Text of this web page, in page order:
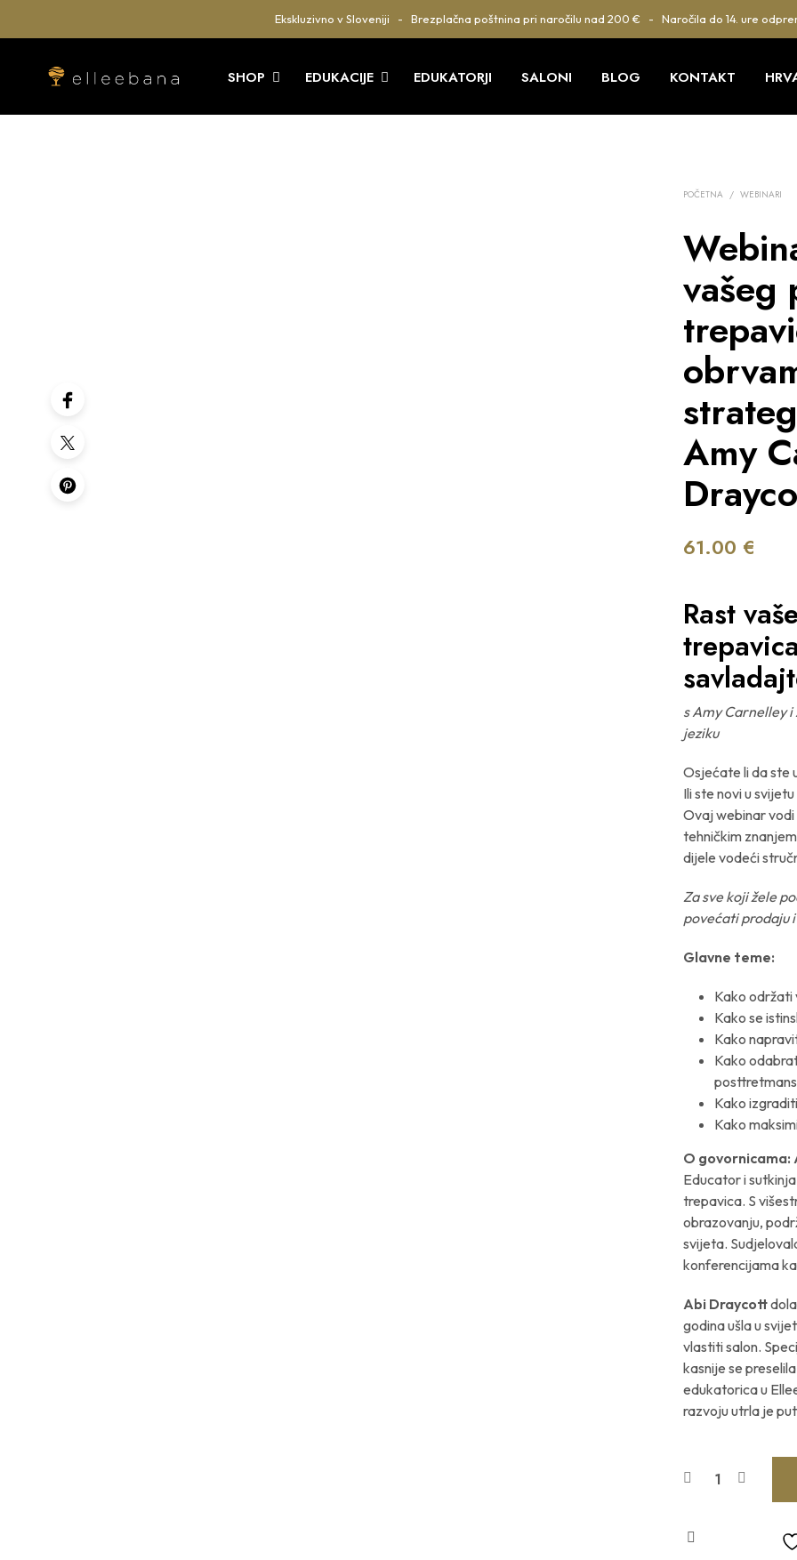
Ekskluzivno v Sloveniji - Brezplačna poštnina pri naročilu nad 200 € - Naročila do 14. ure
SHOP EDUKACIJE EDUKATORJI SALONI BLOG KONTAKT
POČETNA / WEBINARI
vašeg
Amy
61.00 €
Rast
s Amy Carnelley
jeziku
Osjećate li da ste
Ili ste novi u
Ovaj webinar vodi
tehničkim
dijele vodeći
Za sve koji žele
povećati prodaju
Glavne teme:
Kako održati
Kako se
Kako
Kako
Kako
Kako
O govornicama:
Educator i
trepavica. S
obrazovanju,
svijeta.
konferencijama
Abi Draycott
godina ušla u
vlastiti salon.
kasnije se
edukatorica u
razvoju utrla je